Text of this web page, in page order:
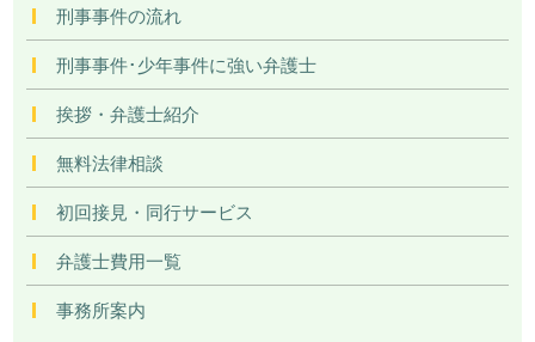
刑事事件の流れ
刑事事件･少年事件に強い弁護士
挨拶・弁護士紹介
無料法律相談
初回接見・同行サービス
弁護士費用一覧
事務所案内